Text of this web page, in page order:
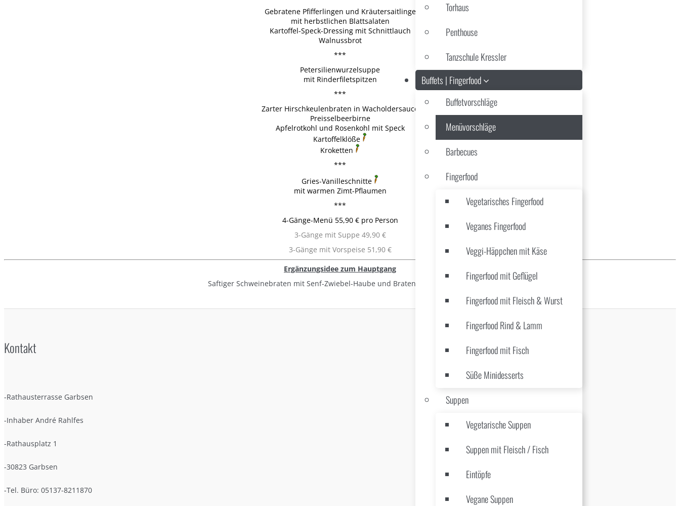
Torhaus
Penthouse
Tanzschule Kressler
Buffets | Fingerfood
Buffetvorschläge
Menüvorschläge
Barbecues
Fingerfood
Vegetarisches Fingerfood
Veganes Fingerfood
Veggi-Häppchen mit Käse
Fingerfood mit Geflügel
Fingerfood mit Fleisch & Wurst
Fingerfood Rind & Lamm
Fingerfood mit Fisch
Süße Minidesserts
Suppen
Vegetarische Suppen
Suppen mit Fleisch / Fisch
Eintöpfe
Vegane Suppen
Gebratene Pfifferlingen und Kräutersaitlinge
mit herbstlichen Blattsalaten
Kartoffel-Speck-Dressing mit Schnittlauch
Walnussbrot
***
Petersilienwurzelsuppe
mit Rinderfiletspitzen
***
Zarter Hirschkeulenbraten in Wacholdersauce
Preisselbeerbirne
Apfelrotkohl und Rosenkohl mit Speck
Kartoffelklöße
Kroketten
***
Gries-Vanilleschnitte
mit warmen Zimt-Pflaumen
***
4-Gänge-Menü 55,90 € pro Person
3-Gänge mit Suppe 49,90 €
3-Gänge mit Vorspeise 51,90 €
Ergänzungsidee zum Hauptgang
Saftiger Schweinebraten mit Senf-Zwiebel-Haube und Bratensauce 7,50 € p.P.
Kontakt
-Rathausterrasse Garbsen
-Inhaber André Rahlfes
-Rathausplatz 1
-30823 Garbsen
-Tel. Büro: 05137-8211870